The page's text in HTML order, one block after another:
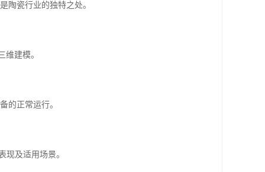
陶瓷行业的独特之处。
建模。
的正常运行。
现及适用场景。